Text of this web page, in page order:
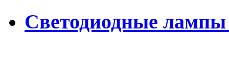
Светодиодные